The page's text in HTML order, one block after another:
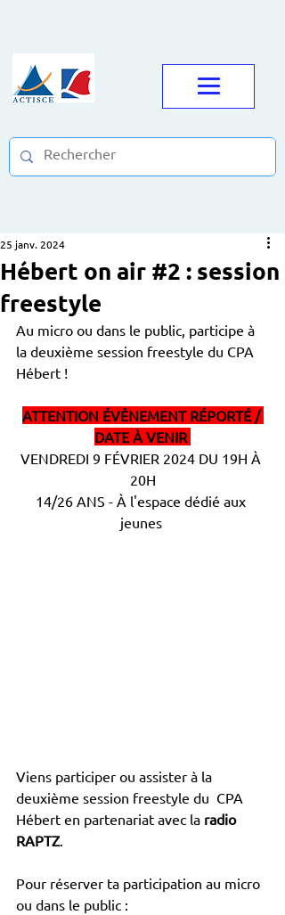
Hébert on air #2 : session
freestyle
25 janv. 2024
Au micro ou dans le public, participe à
la deuxième session freestyle du CPA
Hébert !
ATTENTION ÉVÈNEMENT RÉPORTÉ /
DATE À VENIR
VENDREDI 9 FÉVRIER 2024 DU 19H À
20H
14/26 ANS - À l'espace dédié aux
jeunes
Viens participer ou assister à la
deuxième session freestyle du  CPA
Hébert en partenariat avec la radio
RAPTZ.
Pour réserver ta participation au micro
ou dans le public :